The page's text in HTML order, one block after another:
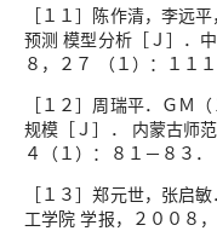
［１１］陈作清，李远
预测 模型分析［Ｊ］．
８，２７ （１）：１１１
［１２］周瑞平．ＧＭ
规模［Ｊ］． 内蒙古师
４（１）：８１－８３．
［１３］郑元世，张启
工学院 学报，２００８